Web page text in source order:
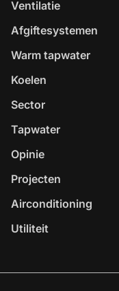
Ventilatie
Afgiftesystemen
Warm tapwater
Koelen
Sector
Tapwater
Opinie
Projecten
Airconditioning
Utiliteit